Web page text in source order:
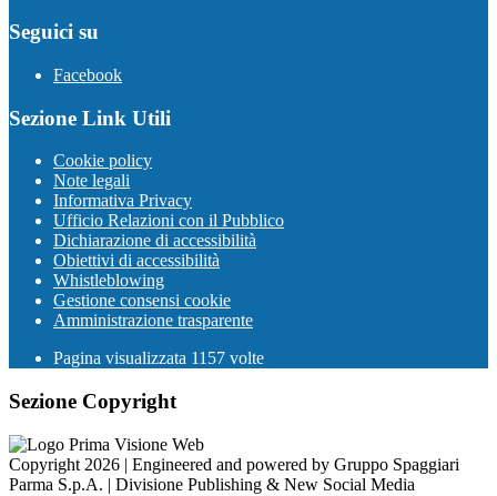
Seguici su
Facebook
Sezione Link Utili
Cookie policy
Note legali
Informativa Privacy
Ufficio Relazioni con il Pubblico
Dichiarazione di accessibilità
Obiettivi di accessibilità
Whistleblowing
Gestione consensi cookie
Amministrazione trasparente
Pagina visualizzata 1157 volte
Sezione Copyright
Copyright 2026 | Engineered and powered by Gruppo Spaggiari
Parma S.p.A. | Divisione Publishing & New Social Media